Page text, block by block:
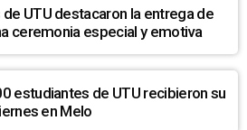
UTU destacaron la entrega de
ceremonia especial y emotiva
estudiantes de UTU recibieron su
en Melo